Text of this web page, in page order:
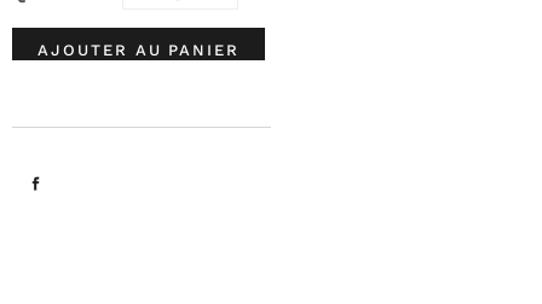
AJOUTER AU PANIER